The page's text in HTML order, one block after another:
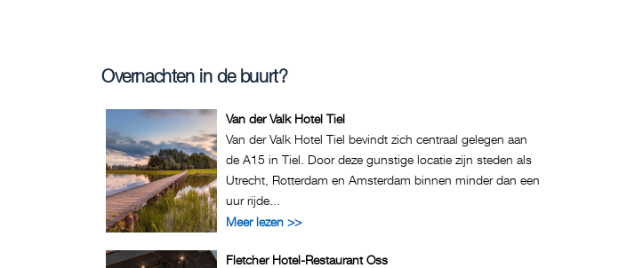
Overnachten in de buurt?
Van der Valk Hotel Tiel
Van der Valk Hotel Tiel bevindt zich centraal gelegen aan
de A15 in Tiel. Door deze gunstige locatie zijn steden als
Utrecht, Rotterdam en Amsterdam binnen minder dan een
uur rijde...
Meer lezen >>
Fletcher Hotel-Restaurant Oss